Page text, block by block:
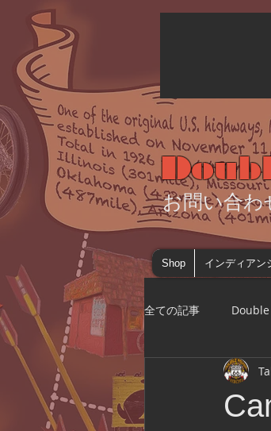
お問い合わ
Shop インディアン
全ての記事 Double
Route 66